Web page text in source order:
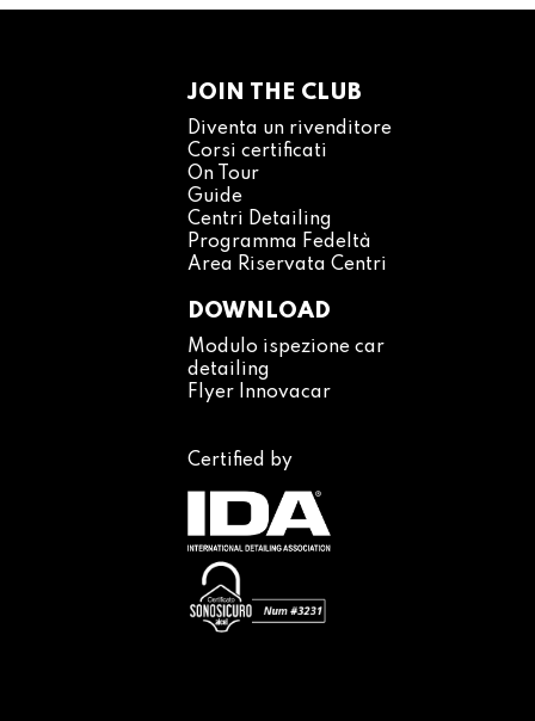
JOIN THE CLUB
Diventa un rivenditore
Corsi certificati
On Tour
Guide
Centri Detailing
Programma Fedeltà
Area Riservata Centri
DOWNLOAD
Modulo ispezione car
detailing
Flyer Innovacar
Certified by